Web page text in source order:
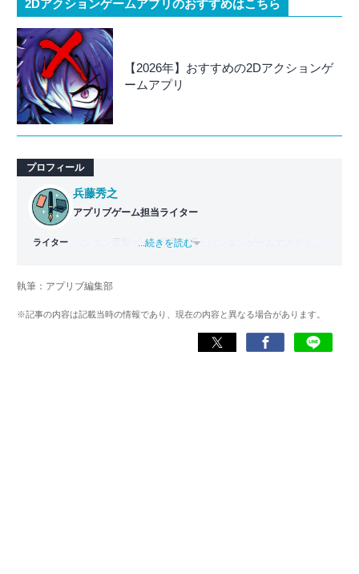
2Dアクションゲームアプリのおすすめはこちら
【2026年】おすすめの2Dアクションゲ
ームアプリ
プロフィール
ライター
兵藤秀之
アプリブゲーム担当ライター
バンタン電脳ゲーム学院（現：バンタンゲームアカデミ
タート。2014年からはヴォラーレ株式会社（現：ナイル株
フォンアプリ関連の記事を10年以上制作。Webライティン
グ能力検定1級、漢字検定2級を所持。ゲームが持つ楽しさ
を、ツールにある便利さを伝わるライティングを心がけて
...続きを読む
執筆：アプリブ編集部
※記事の内容は記載当時の情報であり、現在の内容と異なる場合があります。